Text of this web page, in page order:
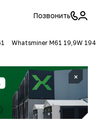
Позвонить
Whatsminer M61 19,9W
×